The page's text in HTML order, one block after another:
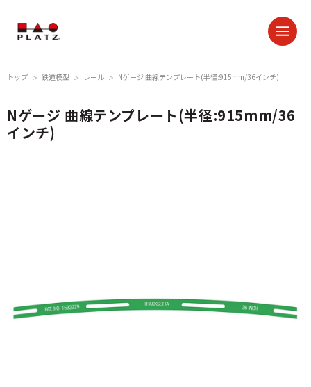
トップ ＞ 鉄道模型 ＞ レール ＞ Nゲージ 曲線テンプレート(半径:915mm/36インチ)
Nゲージ 曲線テンプレート(半径:915mm/36
インチ)